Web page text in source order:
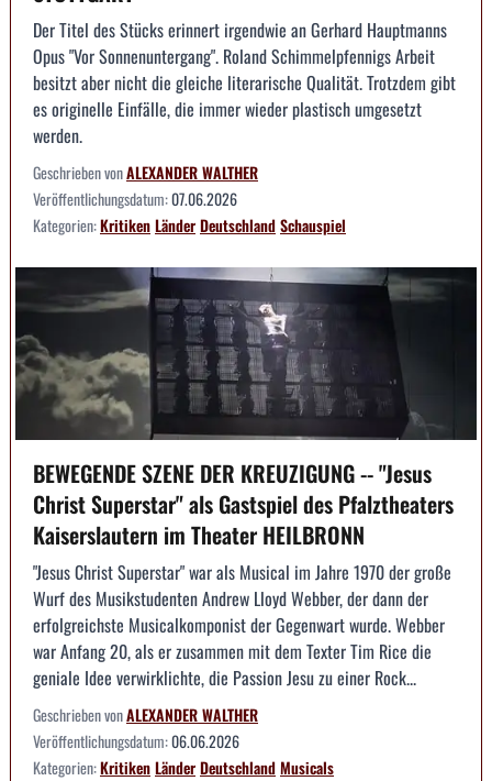
Der Titel des Stücks erinnert irgendwie an Gerhard Hauptmanns
Opus "Vor Sonnenuntergang". Roland Schimmelpfennigs Arbeit
besitzt aber nicht die gleiche literarische Qualität. Trotzdem gibt
es originelle Einfälle, die immer wieder plastisch umgesetzt
werden.
Geschrieben vonALEXANDER WALTHER
Veröffentlichungsdatum:07.06.2026
Kategorien:KritikenLänderDeutschlandSchauspiel
BEWEGENDE SZENE DER KREUZIGUNG -- "Jesus
Christ Superstar" als Gastspiel des Pfalztheaters
Kaiserslautern im Theater HEILBRONN
"Jesus Christ Superstar" war als Musical im Jahre 1970 der große
Wurf des Musikstudenten Andrew Lloyd Webber, der dann der
erfolgreichste Musicalkomponist der Gegenwart wurde. Webber
war Anfang 20, als er zusammen mit dem Texter Tim Rice die
geniale Idee verwirklichte, die Passion Jesu zu einer Rock...
Geschrieben vonALEXANDER WALTHER
Veröffentlichungsdatum:06.06.2026
Kategorien:KritikenLänderDeutschlandMusicals